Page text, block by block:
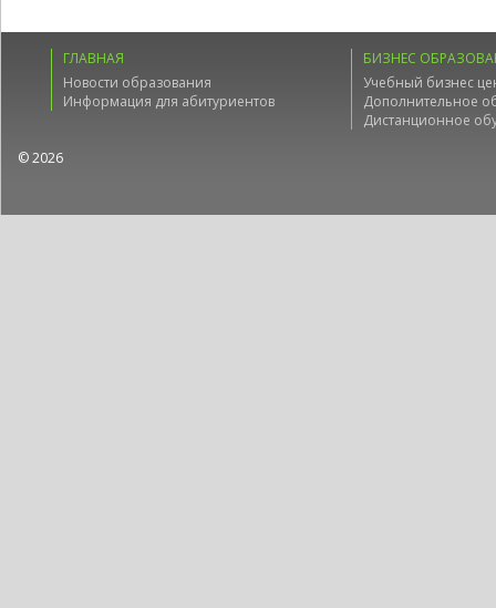
ГЛАВНАЯ
Новости образования
Информация для абитуриентов
БИЗНЕС
Учебный бизнес
Дополнительное
Дистанционное
© 2026